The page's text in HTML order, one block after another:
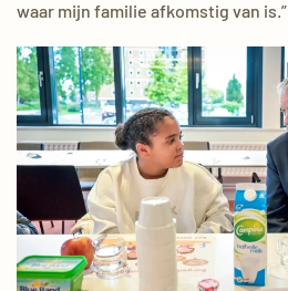
waar mijn familie afkomstig van is.”